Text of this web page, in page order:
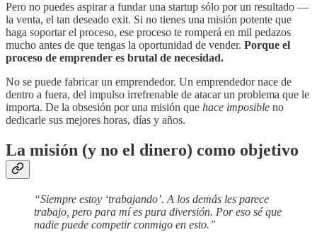
Pero no puedes aspirar a fundar una startup sólo por un resultado —
la venta, el tan deseado exit. Si no tienes una misión potente que
haga soportar el proceso, ese proceso te romperá en mil pedazos
mucho antes de que tengas la oportunidad de vender. Porque el
proceso de emprender es brutal de necesidad.
No se puede fabricar un emprendedor. Un emprendedor nace de
dentro a fuera, del impulso irrefrenable de atacar un problema que le
importa. De la obsesión por una misión que hace imposible no
dedicarle sus mejores horas, días y años.
La misión (y no el dinero) como objetivo
“Siempre estoy ‘trabajando’. A los demás les parece
trabajo, pero para mí es pura diversión. Por eso sé que
nadie puede competir conmigo en esto.”